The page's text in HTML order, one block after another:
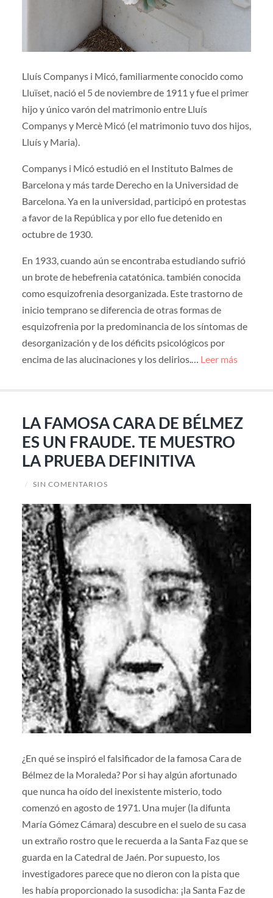
Lluís Companys i Micó, familiarmente conocido como
Lluïset, nació el 5 de noviembre de 1911 y fue el primer
hijo y único varón del matrimonio entre Lluís
Companys y Mercè Micó (el matrimonio tuvo dos hijos,
Lluís y Maria).
Companys i Micó estudió en el Instituto Balmes de
Barcelona y más tarde Derecho en la Universidad de
Barcelona. Ya en la universidad, participó en protestas
a favor de la República y por ello fue detenido en
octubre de 1930.
En 1933, cuando aún se encontraba estudiando sufrió
un brote de hebefrenia catatónica. también conocida
como esquizofrenia desorganizada. Este trastorno de
inicio temprano se diferencia de otras formas de
esquizofrenia por la predominancia de los síntomas de
desorganización y de los déficits psicológicos por
encima de las alucinaciones y los delirios.… Leer más
LA FAMOSA CARA DE BÉLMEZ
ES UN FRAUDE. TE MUESTRO
LA PRUEBA DEFINITIVA
/ SIN COMENTARIOS
¿En qué se inspiró el falsificador de la famosa Cara de
Bélmez de la Moraleda? Por si hay algún afortunado
que nunca ha oído del inexistente misterio, todo
comenzó en agosto de 1971. Una mujer (la difunta
María Gómez Cámara) descubre en el suelo de su casa
un extraño rostro que le recuerda a la Santa Faz que se
guarda en la Catedral de Jaén. Por supuesto, los
investigadores parece que no dieron con la pista que
les había proporcionado la susodicha: ¡la Santa Faz de